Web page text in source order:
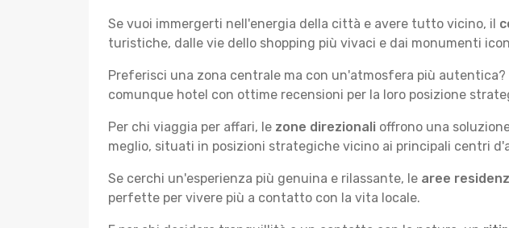
Se vuoi immergerti nell'energia della città e avere tutto vicino, il
turistiche, dalle vie dello shopping più vivaci e dai monumenti
Preferisci una zona centrale ma con un'atmosfera più
comunque hotel con ottime recensioni per la loro posizione
Per chi viaggia per affari, le zone direzionali offrono una
meglio, situati in posizioni strategiche vicino ai principali centri
Se cerchi un'esperienza più genuina e rilassante, le aree
perfette per vivere più a contatto con la vita locale.